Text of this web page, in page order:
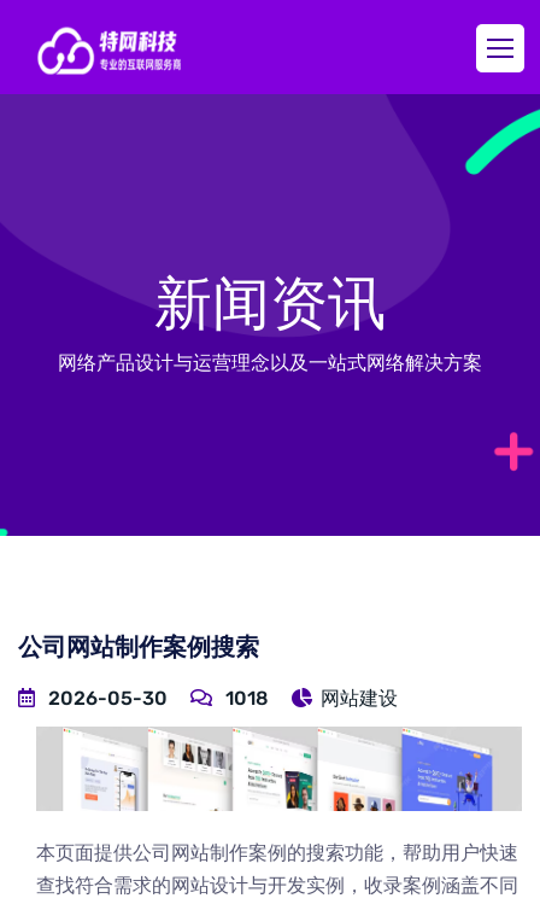
新闻资讯
网络产品设计与运营理念以及一站式网络解决方案
公司网站制作案例搜索
2026-05-30 1018 网站建设
本页面提供公司网站制作案例的搜索功能，帮助用户快速
查找符合需求的网站设计与开发实例，收录案例涵盖不同